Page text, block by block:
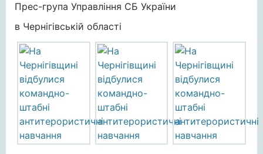
Прес-група Управління СБ України
в Чернігівській області